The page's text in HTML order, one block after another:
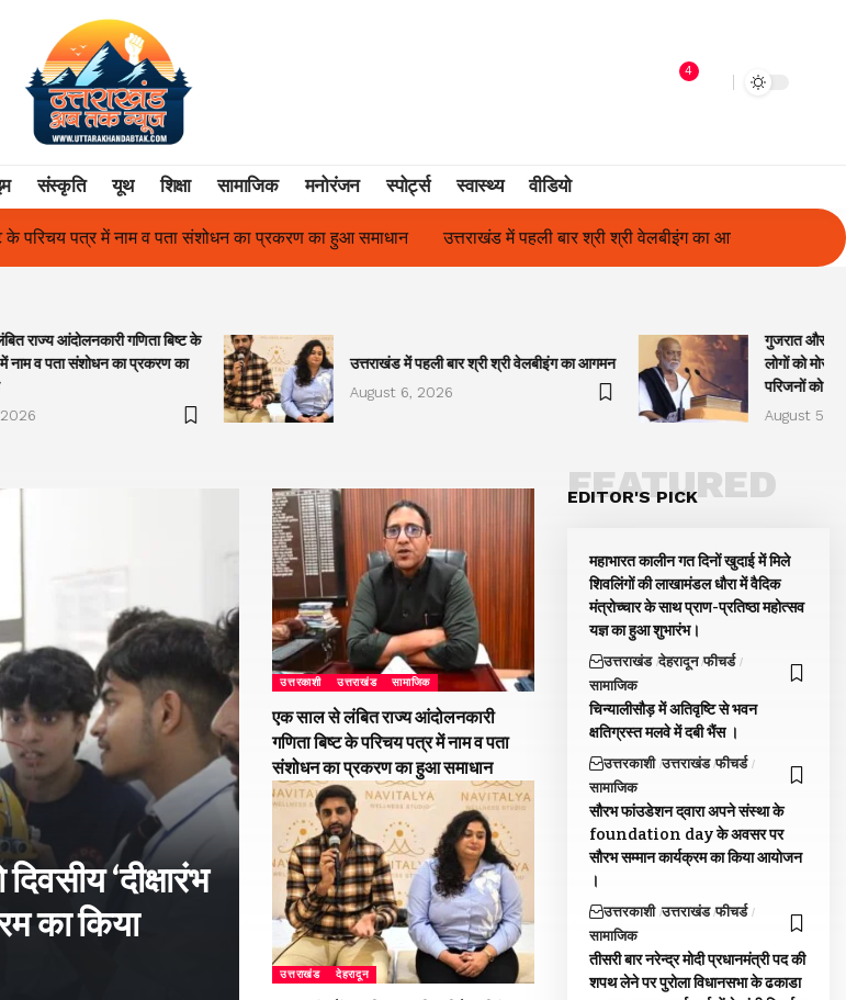
4
संस्कृति यूथ शिक्षा सामाजिक मनोरंजन स्पोर्ट्स स्वास्थ्य वीडियो
प्रकरण का हुआ समाधान उत्तराखंड में पहली बार श्री श्री वेलबीइंग का आगमन गुजरात और केरल में अतिवृष्टि के कारण दिवंगत हुए
राज्य आंदोलनकारी गणिता बिष्ट के
नाम व पता संशोधन का प्रकरण का
उत्तराखंड में पहली बार श्री श्री वेलबीइंग का आगमन
August 6, 2026
गुजरात और
लोगों को
परिजनों को
August 5,
‘दीक्षारंभ
का किया
उत्तरकाशी उत्तराखंड सामाजिक
एक साल से लंबित राज्य आंदोलनकारी
गणिता बिष्ट के परिचय पत्र में नाम व पता
संशोधन का प्रकरण का हुआ समाधान
उत्तराखंड देहरादून
EDITOR'S PICK
FEATURED
महाभारत कालीन गत दिनों खुदाई में मिले
शिवलिंगों की लाखामंडल धौरा में वैदिक
मंत्रोच्चार के साथ प्राण-प्रतिष्ठा महोत्सव
यज्ञ का हुआ शुभारंभ।
उत्तराखंड देहरादून फीचर्ड
सामाजिक
चिन्यालीसौड़ में अतिवृष्टि से भवन
क्षतिग्रस्त मलवे में दबी भैंस ।
उत्तरकाशी उत्तराखंड फीचर्ड
सामाजिक
सौरभ फांउडेशन द्‌वारा अपने संस्था के
foundation day के अवसर पर
सौरभ सम्मान कार्यक्रम का किया आयोजन
।
उत्तरकाशी उत्तराखंड फीचर्ड
सामाजिक
तीसरी बार नरेन्द्र मोदी प्रधानमंत्री पद की
शपथ लेने पर पुरोला विधानसभा के ढकाडा